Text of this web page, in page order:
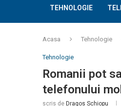
TEHNOLOGIE
Acasa Tehnologie
Tehnologie
Romanii pot
telefonului
scris de Dragos Schiopu